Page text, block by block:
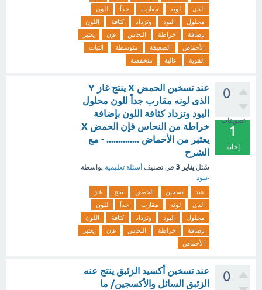
الذى
لونه مقارب جداً
للون
محلول
اليود وتزداد كثافة
اللون
بإضافة
خراطة النحاس فإن
يعتبر
الأحماض
الضعيفة متوسطة
الثبات
القوية
عالية منخفضة
0
تصويتات
1
إجابة
عند تسخين الحمض X ينتج غاز Y
الذى لونه مقارب جداً للون محلول
اليود وتزداد كثافة اللون بإضافة
خراطة من النحاس فإن الحمض X
يعتبر من الأحماض .............. - مع
الشرح
سُئل يناير 3 في تصنيف أسئلة تعليمية بواسطة
عبود
عند تسخين الحمض ينتج
غاز
الذى
لونه مقارب جداً
للون
محلول
اليود وتزداد كثافة
اللون
بإضافة
خراطة النحاس فإن
يعتبر
الأحماض
0
عند تسخين أكسيد الزئبق ينتج عنه
الزئبق السائل والأكسجين/ ما